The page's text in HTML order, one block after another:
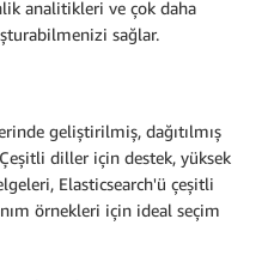
analitikleri ve çok daha
sağlar.
geliştirilmiş, dağıtılmış
diller için destek, yüksek
Elasticsearch'ü çeşitli
örnekleri için ideal seçim